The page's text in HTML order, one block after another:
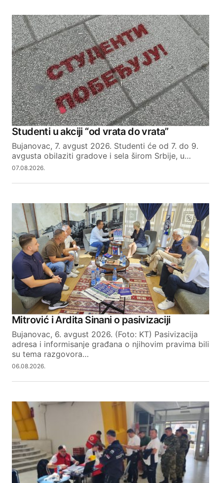
Studenti u akciji “od vrata do vrata”
Bujanovac, 7. avgust 2026. Studenti će od 7. do 9.
avgusta obilaziti gradove i sela širom Srbije, u…
07.08.2026.
Mitrović i Ardita Sinani o pasivizaciji
Bujanovac, 6. avgust 2026. (Foto: KT) Pasivizacija
adresa i informisanje građana o njihovim pravima bili
su tema razgovora…
06.08.2026.